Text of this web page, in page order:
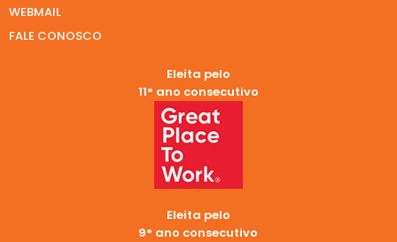
WEBMAIL
FALE CONOSCO
Eleita pelo
11° ano consecutivo
Eleita pelo
9° ano consecutivo